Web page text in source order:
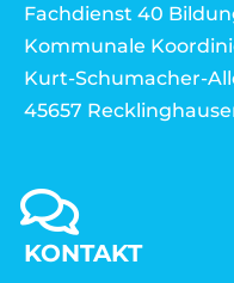
Fachdienst 40
Kommunale
Kurt-Schumacher-
45657
KONTAKT